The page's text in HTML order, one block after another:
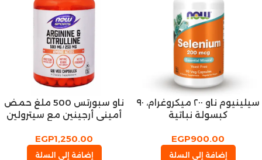
سيلينيوم ناو ٢٠٠ ميكروغرام، ٩٠
كبسولة نباتية
EGP900.00
إضافة إلى السلة
ناو سبورتس 500 ملغ حمض
أميني أرجينين مع سيترولين
EGP1,250.00
إضافة إلى السلة